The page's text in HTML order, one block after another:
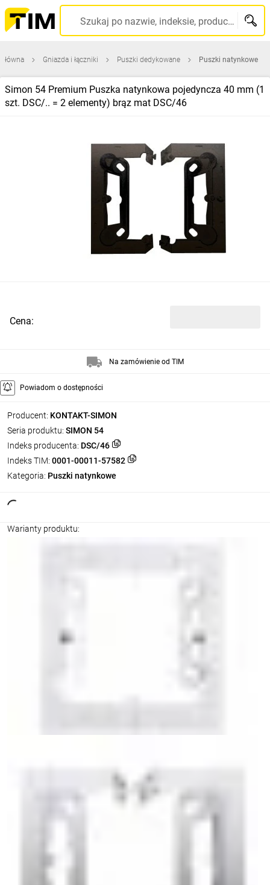
Szukaj po nazwie, indeksie, producencie, kodzie kreskowym...
Gniazda i łączniki Puszki dedykowane Puszki natynkowe
Simon 54 Premium Puszka natynkowa pojedyncza 40 mm (1
szt. DSC/.. = 2 elementy) brąz mat DSC/46
Producent: KONTAKT-SIMON
Seria produktu: SIMON 54
Indeks producenta: DSC/46
Indeks TIM: 0001-00011-57582
Kategoria: Puszki natynkowe
Warianty produktu:
Cena:
Na zamówienie od TIM
Powiadom o dostępności